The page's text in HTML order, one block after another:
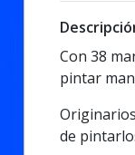
Con 38
pintar
de